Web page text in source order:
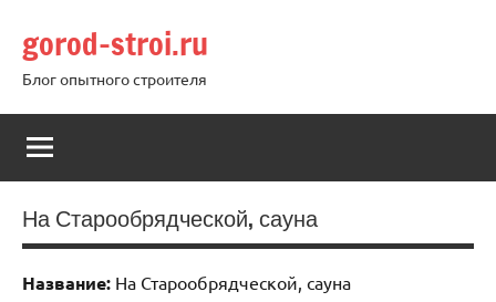
содержимому
gorod-stroi.ru
Блог опытного строителя
На Старообрядческой, сауна
Название: На Старообрядческой, сауна